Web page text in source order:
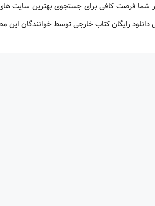
شما فرصت کافی برای جستجوی بهترین سایت
دانلود رایگان کتاب خارجی توسط خوانندگان این